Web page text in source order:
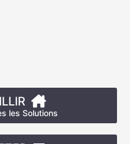
les Solutions